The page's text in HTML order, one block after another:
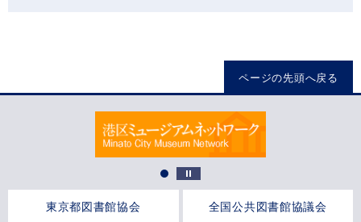
ページの先頭へ戻る
東京都図書館協会 全国公共図書館協議会